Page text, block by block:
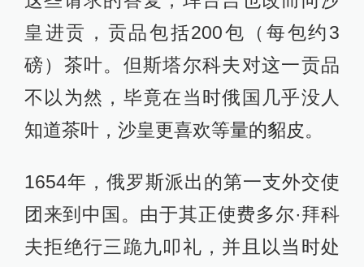
皇进贡，贡品包括200包（每包约3
磅）茶叶。但斯塔尔科夫对这一贡品
不以为然，毕竟在当时俄国几乎没人
知道茶叶，沙皇更喜欢等量的貂皮。
1654年，俄罗斯派出的第一支外交使
团来到中国。由于其正使费多尔·拜科
夫拒绝行三跪九叩礼，并且以当时处